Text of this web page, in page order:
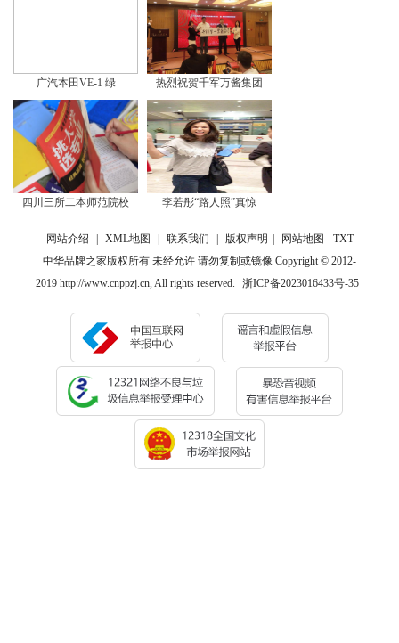
广汽本田VE-1 绿 热烈祝贺千军万酱集团
四川三所二本师范院校 李若彤“路人照”真惊
网站介绍 XML地图 联系我们 版权声明 网站地图
TXT
中华品牌之家版权所有 未经允许 请勿复制或镜像 Copyright © 2012-
2019 http://www.cnppzj.cn, All rights reserved.
浙ICP备2023016433号-35